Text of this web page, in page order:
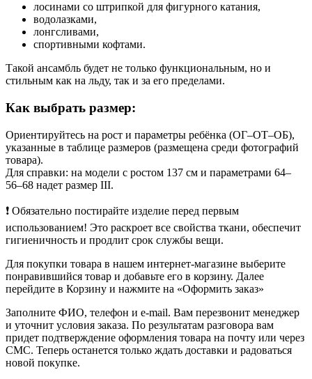
лосинами со штрипкой для фигурного катания,
водолазками,
лонгсливами,
спортивными кофтами.
Такой ансамбль будет не только функциональным, но и
стильным как на льду, так и за его пределами.
Как выбрать размер:
Ориентируйтесь на рост и параметры ребёнка (ОГ–ОТ–ОБ),
указанные в таблице размеров (размещена среди фотографий
товара).
Для справки: на модели с ростом 137 см и параметрами 64–
56–68 надет размер III.
❗ Обязательно постирайте изделие перед первым
использованием! Это раскроет все свойства ткани, обеспечит
гигиеничность и продлит срок службы вещи.
Для покупки товара в нашем интернет-магазине выберите
понравившийся товар и добавьте его в корзину. Далее
перейдите в Корзину и нажмите на «Оформить заказ»
Заполните ФИО, телефон и e-mail. Вам перезвонит менеджер
и уточнит условия заказа. По результатам разговора вам
придет подтверждение оформления товара на почту или через
СМС. Теперь останется только ждать доставки и радоваться
новой покупке.